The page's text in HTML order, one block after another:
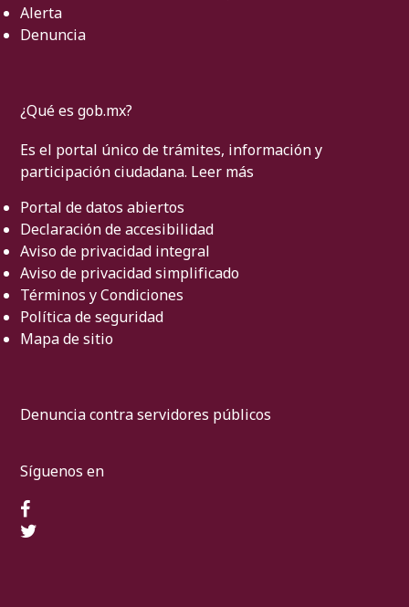
Alerta
Denuncia
¿Qué es gob.mx?
Es el portal único de trámites, información y
participación ciudadana. Leer más
Portal de datos abiertos
Declaración de accesibilidad
Aviso de privacidad integral
Aviso de privacidad simplificado
Términos y Condiciones
Política de seguridad
Mapa de sitio
Denuncia contra servidores públicos
Síguenos en